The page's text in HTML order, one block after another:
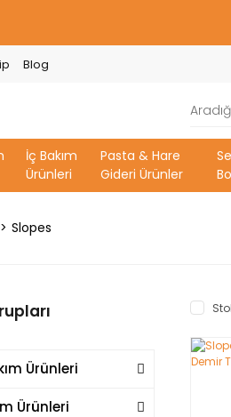
Blog
İç Bakım
Ürünleri
Pasta & Hare
Gideri Ürünler
Slopes
Ürünleri
Ürünleri